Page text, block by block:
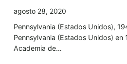
agosto 28, 2020
Pennsylvania (Estados Unidos),
Pennsylvania (Estados Unidos) en
Academia de…